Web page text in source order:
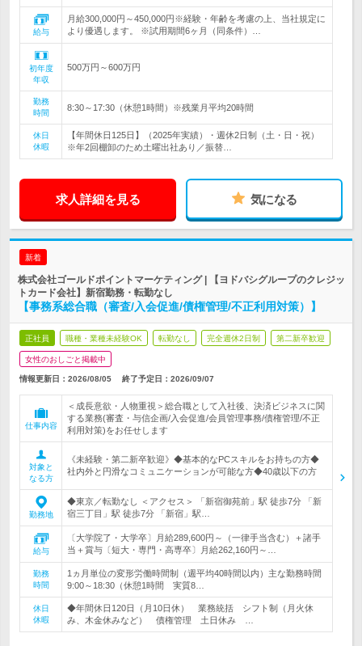
給与
月給300,000円～450,000円※経験・年齢を考慮の上、当社規定に
より優遇します。 ※試用期間6ヶ月（同条件）…
初年度
年収
500万円～600万円
勤務
時間
8:30～17:30（休憩1時間）※残業月平均20時間
休日
休暇
【年間休日125日】（2025年実績）・週休2日制（土・日・祝）
※年2回棚卸のため土曜出社あり／振替…
求人詳細を見る 気になる
新着
株式会社ゴールドポイントマーケティング | 【ヨドバシグループのクレジッ
トカード会社】新宿勤務・転勤なし
【事務系総合職（審査/入会促進/債権管理/不正利用対策）】
正社員 職種・業種未経験OK 転勤なし 完全週休2日制 第二新卒歓迎
女性のおしごと掲載中
情報更新日：2026/08/05 終了予定日： 2026/09/07
仕事内容
＜成長意欲・人物重視＞総合職として入社後、決済ビジネスに関
する業務(審査・与信企画/入会促進/会員管理事務/債権管理/不正
利用対策)をお任せします
対象と
なる方
《未経験・第二新卒歓迎》◆基本的なPCスキルをお持ちの方◆
社内外と円滑なコミュニケーションが可能な方◆40歳以下の方
勤務地
◆東京／転勤なし ＜アクセス＞ 「新宿御苑前」駅 徒歩7分 「新
宿三丁目」駅 徒歩7分 「新宿」駅…
給与
〔大学院了・大学卒〕月給289,600円～（一律手当含む）＋諸手
当＋賞与〔短大・専門・高専卒〕月給262,160円～…
勤務
時間
1ヵ月単位の変形労働時間制（週平均40時間以内）主な勤務時間
9:00～18:30（休憩1時間 実質8…
休日
休暇
◆年間休日120日（月10日休） 業務統括 シフト制（月火休
み、木金休みなど） 債権管理 土日休み …